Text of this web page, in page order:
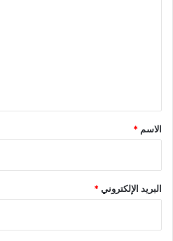
*
الاسم *
البريد الإلكتروني*